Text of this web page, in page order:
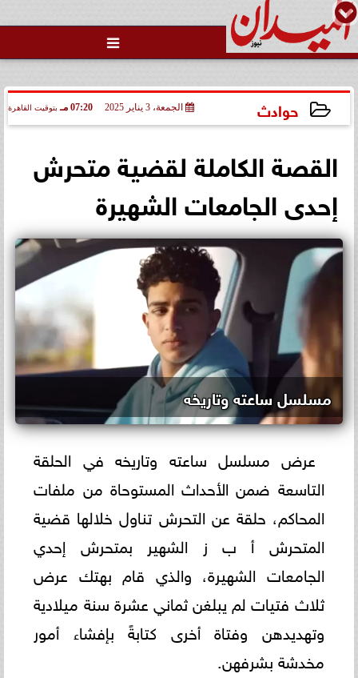

حوادث الجمعة، 3 يناير 2025 07:20 مـ بتوقيت القاهرة
القصة الكاملة لقضية متحرش
إحدى الجامعات الشهيرة
مسلسل ساعته وتاريخه
عرض مسلسل ساعته وتاريخه في الحلقة
التاسعة ضمن الأحداث المستوحاة من ملفات
المحاكم، حلقة عن التحرش تناول خلالها قضية
المتحرش أ ب ز الشهير بمتحرش إحدي
الجامعات الشهيرة، والذي قام بهتك عرض
ثلاث فتيات لم يبلغن ثماني عشرة سنة ميلادية
وتهديدهن وفتاة أخرى كتابةً بإفشاء أمور
مخدشة بشرفهن.